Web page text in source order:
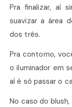
Pra finalizar, aí
suavizar a área
dos três.
Pra contorno,
o iluminador em
aí é só passar o
No caso do